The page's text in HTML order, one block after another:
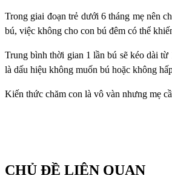
Trong giai đoạn trẻ dưới 6 tháng mẹ nên
bú, việc không cho con bú đêm có thể
Trung bình thời gian 1 lần bú sẽ kéo dài
là dấu hiệu không muốn bú hoặc không
Kiến thức chăm con là vô vàn nhưng mẹ
CHỦ ĐỀ LIÊN QUAN